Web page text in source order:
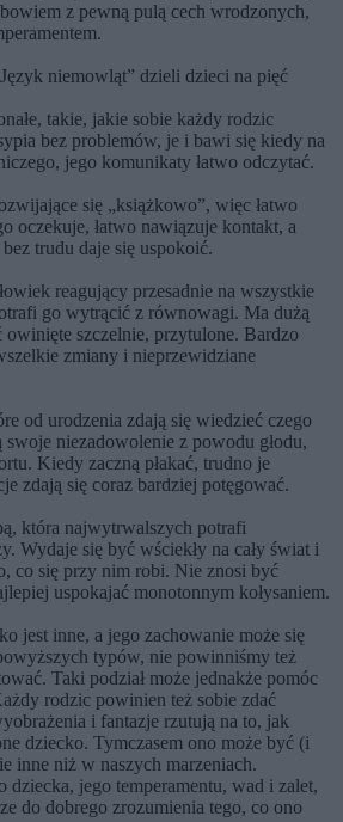
z pewną pulą cech wrodzonych,
niemowląt” dzieli dzieci na pięć
takie, jakie sobie każdy rodzic
bez problemów, je i bawi się kiedy na
jego komunikaty łatwo odczytać.
się „książkowo”, więc łatwo
oczekuje, łatwo nawiązuje kontakt, a
trudu daje się uspokoić.
reagujący przesadnie na wszystkie
go wytrącić z równowagi. Ma dużą
owinięte szczelnie, przytulone. Bardzo
zmiany i nieprzewidziane
od urodzenia zdają się wiedzieć czego
swoje niezadowolenie z powodu głodu,
Kiedy zaczną płakać, trudno je
zdają się coraz bardziej potęgować.
która najwytrwalszych potrafi
Wydaje się być wściekły na cały świat i
co się przy nim robi. Nie znosi być
uspokajać monotonnym kołysaniem.
jest inne, a jego zachowanie może się
typów, nie powinniśmy też
Taki podział może jednakże pomóc
rodzic powinien też sobie zdać
i fantazje rzutują na to, jak
dziecko. Tymczasem ono może być (i
inne niż w naszych marzeniach.
dziecka, jego temperamentu, wad i zalet,
do dobrego zrozumienia tego, co ono